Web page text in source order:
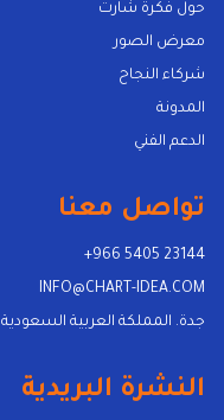
حول فكرة شارت
معرض الصور
شركاء النجاح
المدونة
الدعم الفني
تواصل معنا
+966 5405 23144
INFO@CHART-IDEA.COM
جدة. المملكة العربية السعودية
النشرة البريدية